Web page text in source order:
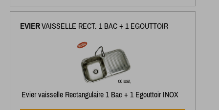
EVIERVAISSELLE RECT. 1 BAC + 1 EGOUTTOIR
Evier vaisselle Rectangulaire 1 Bac + 1 Egouttoir INOX